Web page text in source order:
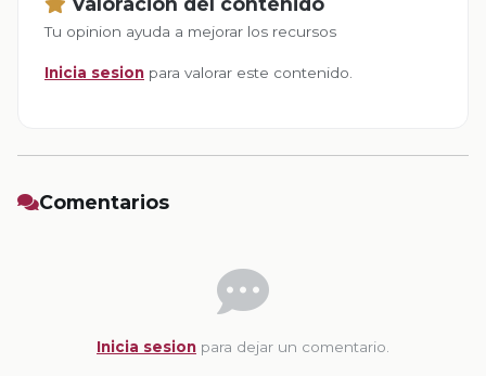
Tu opinion ayuda a mejorar los recursos
Inicia sesion para valorar este contenido.
Comentarios
Inicia sesion para dejar un comentario.